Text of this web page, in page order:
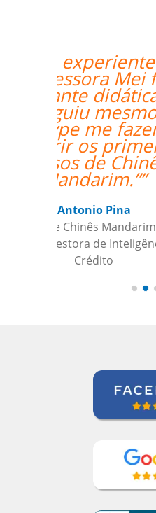
“”The
went
his stuff
helpful.
quickly
hours as
Curso de